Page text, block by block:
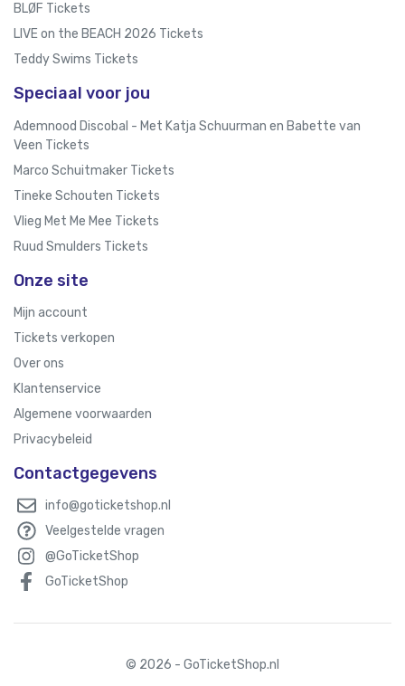
BLØF Tickets
LIVE on the BEACH 2026 Tickets
Teddy Swims Tickets
Speciaal voor jou
Ademnood Discobal - Met Katja Schuurman en Babette van
Veen Tickets
Marco Schuitmaker Tickets
Tineke Schouten Tickets
Vlieg Met Me Mee Tickets
Ruud Smulders Tickets
Onze site
Mijn account
Tickets verkopen
Over ons
Klantenservice
Algemene voorwaarden
Privacybeleid
Contactgegevens
info@goticketshop.nl
Veelgestelde vragen
@GoTicketShop
GoTicketShop
© 2026 - GoTicketShop.nl